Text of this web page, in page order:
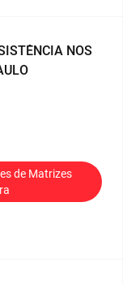
NOS
de Matrizes